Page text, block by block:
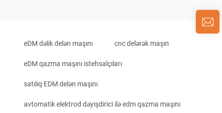
eDM dəlik delən maşını cnc delərək maşın
eDM qazma maşını istehsalçıları
satılıq EDM delən maşını
avtomatik elektrod dəyişdirici ilə edm qazma maşını